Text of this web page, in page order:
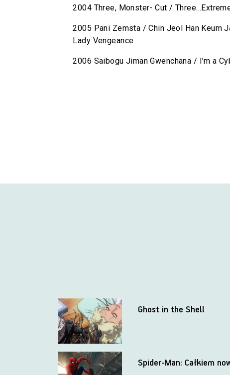
2004 Three, Monster- Cut /
2005 Pani Zemsta / Chin Jeol Han Keum
Lady Vengeance
2006 Saibogu Jiman Gwenchana / I’m a
Ghost in the Shell
Spider-Man: Całkiem